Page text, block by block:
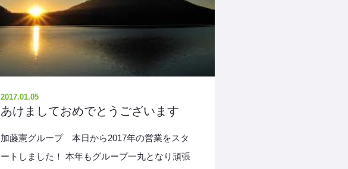
2017.01.05
あけましておめでとうございます
加藤憲グループ 本日から2017年の営業をスタ
ートしました！ 本年もグループ一丸となり頑張